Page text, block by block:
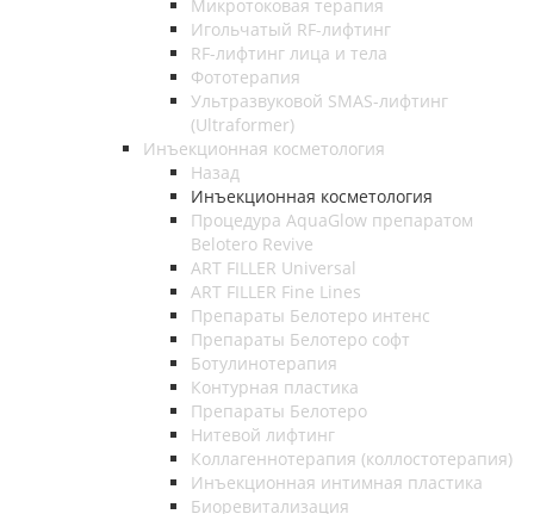
Микротоковая терапия
Игольчатый RF-лифтинг
RF-лифтинг лица и тела
Фототерапия
Ультразвуковой SMAS-лифтинг
(Ultraformer)
Инъекционная косметология
Назад
Инъекционная косметология
Процедура AquaGlow препаратом
Belotero Revive
ART FILLER Universal
ART FILLER Fine Lines
Препараты Белотеро интенс
Препараты Белотеро софт
Ботулинотерапия
Контурная пластика
Препараты Белотеро
Нитевой лифтинг
Коллагеннотерапия (коллостотерапия)
Инъекционная интимная пластика
Биоревитализация